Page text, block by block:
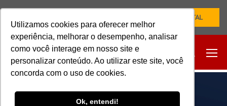
Utilizamos cookies para oferecer melhor
experiência, melhorar o desempenho, analisar
como você interage em nosso site e
personalizar conteúdo. Ao utilizar este site, você
concorda com o uso de cookies.
Ok, entendi!
NOVO PORTAL